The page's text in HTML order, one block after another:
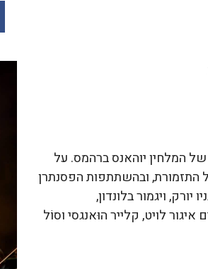
של המלחין יוהאנס ברהמס. על
התזמורת, ובהשתתפות הפסנתרן
ויגמור בלונדון,
לויט, קלייר הוּאנגסי וסוֹל